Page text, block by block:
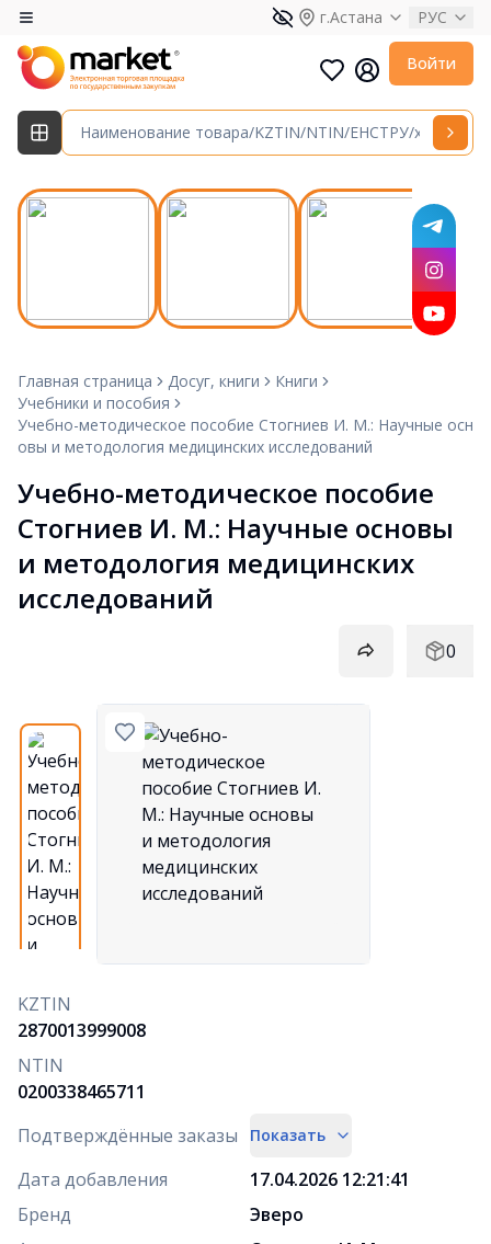
г.Астана РУС
Войти
Главная страница Досуг, книги
Книги
Учебники и пособия
Учебно-методическое пособие Стогниев И. М.: Научные осн
овы и методология медицинских исследований
Учебно-методическое пособие
Стогниев И. М.: Научные основы
и методология медицинских
исследований
0
KZTIN
2870013999008
NTIN
0200338465711
Подтверждённые заказы
Показать
Дата добавления
17.04.2026 12:21:41
Бренд
Эверо